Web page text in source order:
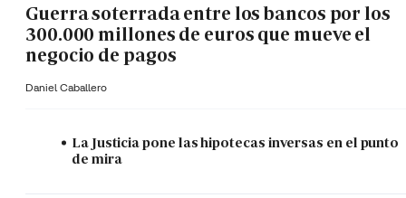
Guerra soterrada entre los bancos por los
300.000 millones de euros que mueve el
negocio de pagos
Daniel Caballero
La Justicia pone las hipotecas inversas en el punto
de mira